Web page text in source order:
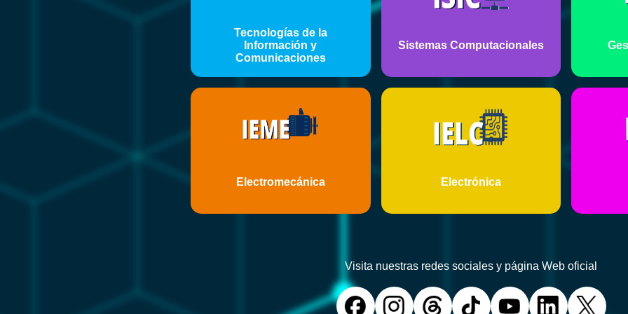
Tecnologías de la
Información y
Comunicaciones
Sistemas Computacionales
Electromecánica Electrónica
Visita nuestras redes sociales y página Web oficial